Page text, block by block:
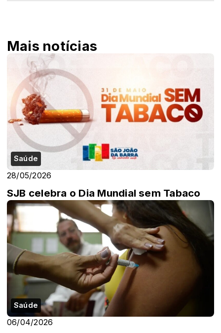
Mais notícias
Saúde
28/05/2026
SJB celebra o Dia Mundial sem Tabaco
Saúde
06/04/2026